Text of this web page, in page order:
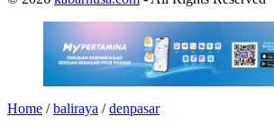
Home /baliraya /denpasar